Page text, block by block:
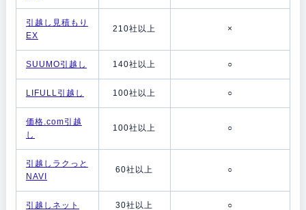
引越し見積もり
EX
210社以上 ×
SUUMO引越し 140社以上 ○
LIFULL引越し 100社以上 ○
価格.com引越
し
100社以上 ○
引越しラクっと
NAVI
60社以上 ○
引越しネット 30社以上 ○